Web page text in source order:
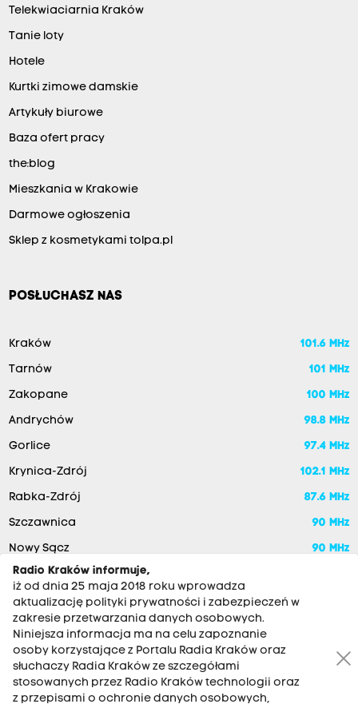
Telekwiaciarnia Kraków
Tanie loty
Hotele
Kurtki zimowe damskie
Artykuły biurowe
Baza ofert pracy
the:blog
Mieszkania w Krakowie
Darmowe ogłoszenia
Sklep z kosmetykami tolpa.pl
POSŁUCHASZ NAS
Kraków 101.6 MHz
Tarnów 101 MHz
Zakopane 100 MHz
Andrychów 98.8 MHz
Gorlice 97.4 MHz
Krynica-Zdrój 102.1 MHz
Rabka-Zdrój 87.6 MHz
Szczawnica 90 MHz
Nowy Sącz 90 MHz
RADIO KRAKÓW SA. Aleja Juliusza Słowackiego 22, 30-007
Radio Kraków informuje,
iż od dnia 25 maja 2018 roku wprowadza
aktualizację polityki prywatności i zabezpieczeń w
zakresie przetwarzania danych osobowych.
Niniejsza informacja ma na celu zapoznanie
osoby korzystające z Portalu Radia Kraków oraz
słuchaczy Radia Kraków ze szczegółami
stosowanych przez Radio Kraków technologii oraz
z przepisami o ochronie danych osobowych,